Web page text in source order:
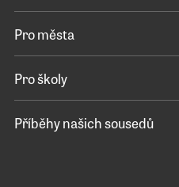
Pro města
Pro školy
Příběhy našich sousedů